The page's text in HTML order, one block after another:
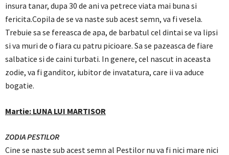
insura tanar, dupa 30 de ani va petrece viata mai buna si
fericita.Copila de se va naste sub acest semn, va fi vesela.
Trebuie sa se fereasca de apa, de barbatul cel dintai se va lipsi
si va muri de o fiara cu patru picioare. Sa se pazeasca de fiare
salbatice si de caini turbati. In genere, cel nascut in aceasta
zodie, va fi ganditor, iubitor de invatatura, care ii va aduce
bogatie.
Martie: LUNA LUI MARTISOR
ZODIA PESTILOR
Cine se naste sub acest semn al Pestilor nu va fi nici mare nici